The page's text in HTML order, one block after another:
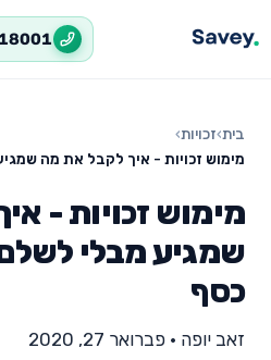
בית›זכויות›
מימוש זכויות - איך לקבל את מה
מימוש זכויות -
שמגיע מבלי
כסף
זאב יופה • פברואר 27, 2020